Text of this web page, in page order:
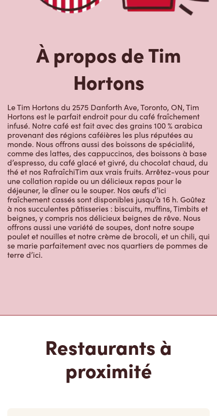
À propos de Tim
Hortons
Le Tim Hortons du 2575 Danforth Ave, Toronto, ON, Tim
Hortons est le parfait endroit pour du café fraîchement
infusé. Notre café est fait avec des grains 100 % arabica
provenant des régions caféières les plus réputées au
monde. Nous offrons aussi des boissons de spécialité,
comme des lattes, des cappuccinos, des boissons à base
d’espresso, du café glacé et givré, du chocolat chaud, du
thé et nos RafraîchiTim aux vrais fruits. Arrêtez-vous pour
une collation rapide ou un délicieux repas pour le
déjeuner, le dîner ou le souper. Nos œufs d’ici
fraîchement cassés sont disponibles jusqu’à 16 h. Goûtez
à nos succulentes pâtisseries : biscuits, muffins, Timbits et
beignes, y compris nos délicieux beignes de rêve. Nous
offrons aussi une variété de soupes, dont notre soupe
poulet et nouilles et notre crème de brocoli, et un chili, qui
se marie parfaitement avec nos quartiers de pommes de
terre d’ici.
proximité